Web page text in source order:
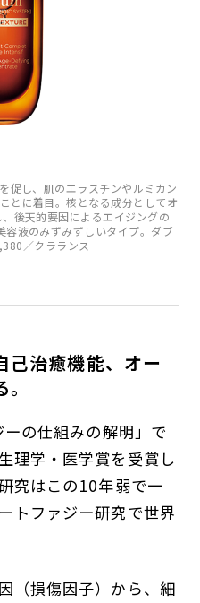
促し、肌のエラスチンやルミカン
とに着目。核となる成分としてオ
後天的要因によるエイジングの
液のみずみずしいタイプ。ダブ
／クラランス
己治癒機能、オー
の仕組みの解明」で
理学・医学賞を受賞し
究はこの10年弱で一
トファジー研究で世界
（損傷因子）から、細